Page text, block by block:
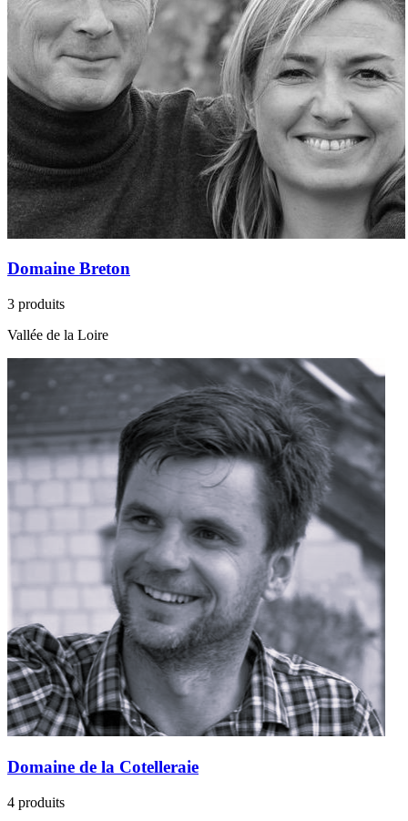
Domaine Breton
3 produits
Vallée de la Loire
Domaine de la Cotelleraie
4 produits